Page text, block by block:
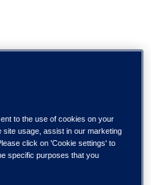
to the use of cookies on your
site usage, assist in our marketing
click on 'Cookie settings' to
specific purposes that you